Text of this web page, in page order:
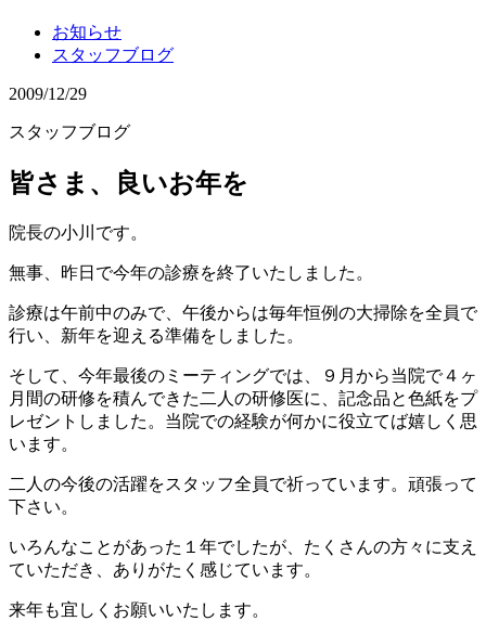
お知らせ
スタッフブログ
2009/12/29
スタッフブログ
皆さま、良いお年を
院長の小川です。
無事、昨日で今年の診療を終了いたしました。
診療は午前中のみで、午後からは毎年恒例の大掃除を全員で
行い、新年を迎える準備をしました。
そして、今年最後のミーティングでは、９月から当院で４ヶ
月間の研修を積んできた二人の研修医に、記念品と色紙をプ
レゼントしました。当院での経験が何かに役立てば嬉しく思
います。
二人の今後の活躍をスタッフ全員で祈っています。頑張って
下さい。
いろんなことがあった１年でしたが、たくさんの方々に支え
ていただき、ありがたく感じています。
来年も宜しくお願いいたします。